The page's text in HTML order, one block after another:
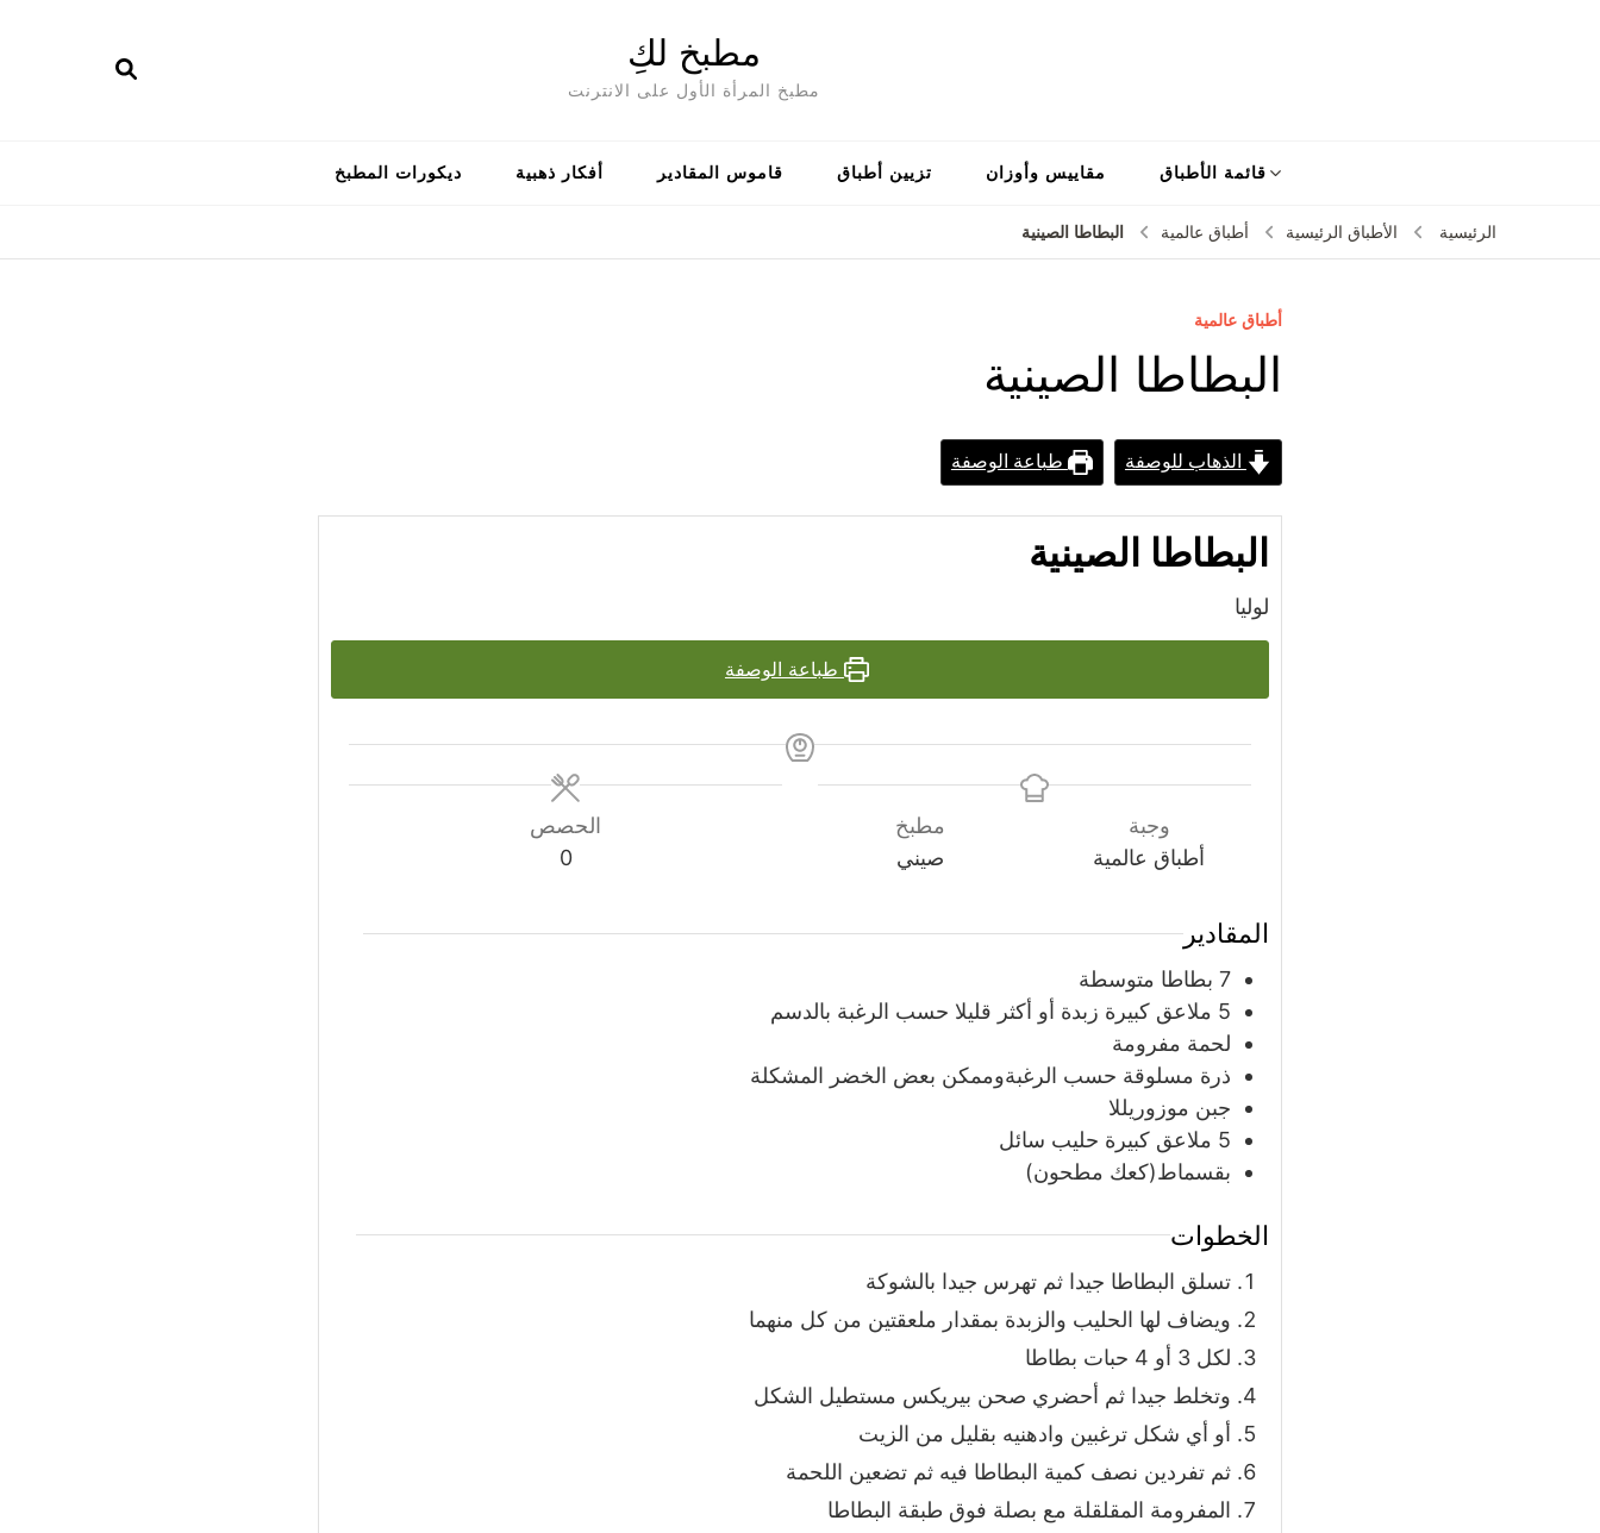
مطبخ لكِ
مطبخ المرأة الأول على الانترنت
قائمة الأطباق مقاييس وأوزان تزيين أطباق قاموس المقادير أفكار ذهبية ديكورات المطبخ
الرئيسية الأطباق الرئيسية أطباق عالمية البطاطا الصينية
أطباق عالمية
البطاطا الصينية
الذهاب للوصفة طباعة الوصفة
البطاطا الصينية
لوليا
طباعة الوصفة
وجبة
أطباق عالمية
مطبخ
صيني
الحصص
0
المقادير
7 بطاطا متوسطة
5 ملاعق كبيرة زبدة أو أكثر قليلا حسب الرغبة بالدسم
لحمة مفرومة
ذرة مسلوقة حسب الرغبةوممكن بعض الخضر المشكلة
جبن موزوريللا
5 ملاعق كبيرة حليب سائل
بقسماط(كعك مطحون)
الخطوات
تسلق البطاطا جيدا ثم تهرس جيدا بالشوكة
ويضاف لها الحليب والزبدة بمقدار ملعقتين من كل منهما
لكل 3 أو 4 حبات بطاطا
وتخلط جيدا ثم أحضري صحن بيريكس مستطيل الشكل
أو أي شكل ترغبين وادهنيه بقليل من الزيت
ثم تفردين نصف كمية البطاطا فيه ثم تضعين اللحمة
المفرومة المقلقلة مع بصلة فوق طبقة البطاطا